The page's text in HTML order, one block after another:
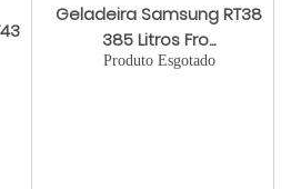
Geladeira Samsung RT38
385 Litros Fro...
Produto Esgotado